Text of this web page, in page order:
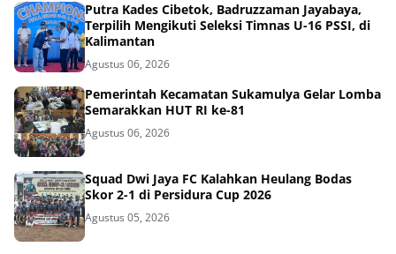
Putra Kades Cibetok, Badruzzaman Jayabaya,
Terpilih Mengikuti Seleksi Timnas U-16 PSSI, di
Kalimantan
Agustus 06, 2026
Pemerintah Kecamatan Sukamulya Gelar Lomba
Semarakkan HUT RI ke-81
Agustus 06, 2026
Squad Dwi Jaya FC Kalahkan Heulang Bodas
Skor 2-1 di Persidura Cup 2026
Agustus 05, 2026